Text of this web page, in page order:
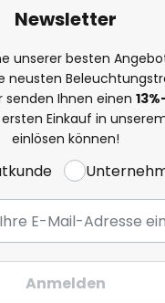
Newsletter
unserer besten
neusten
senden Ihnen einen 13%
Einkauf in
einlösen können!
Anmelden